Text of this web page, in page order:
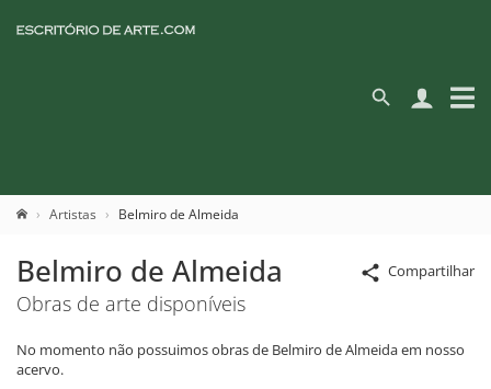
Artistas Belmiro de Almeida
Compartilhar
Belmiro de Almeida
Obras de arte disponíveis
No momento não possuimos obras de Belmiro de Almeida em nosso
acervo.